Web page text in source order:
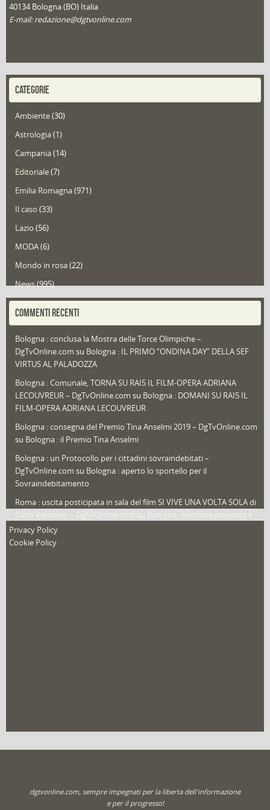
40134 Bologna (BO) Italia
E-mail: redazione@dgtvonline.com
CATEGORIE
Ambiente(30)
Astrologia(1)
Campania(14)
Editoriale(7)
Emilia Romagna(971)
Il caso (33)
Lazio (56)
MODA(6)
Mondo in rosa(22)
News(995)
Portfolio(1)
Redazioni(1.052)
Speciali (22)
Sport
That's Bologna Magazine(25)
Video (archivio) (263)
COMMENTI RECENTI
Bologna : conclusa la Mostra delle Torce Olimpiche –
DgTvOnline.com su Bologna : IL PRIMO “ONDINA DAY” DELLA SEF
VIRTUS AL PALADOZZA
Bologna : Comunale, TORNA SU RAI5 IL FILM-OPERA ADRIANA
LECOUVREUR – DgTvOnline.com su Bologna : DOMANI SU RAI5 IL
FILM-OPERA ADRIANA LECOUVREUR
Bologna : consegna del Premio Tina Anselmi 2019 – DgTvOnline.com
su Bologna : il Premio Tina Anselmi
Bologna : un Protocollo per i cittadini sovraindebitati –
DgTvOnline.com su Bologna : aperto lo sportello per il
Sovraindebitamento
Roma : uscita posticipata in sala del film SI VIVE UNA VOLTA SOLA di
su
nuovo film
Privacy Policy
Cookie Policy
dgtvonline.com, sempre impegnati per la liberta dell'informazione
e per il progresso!